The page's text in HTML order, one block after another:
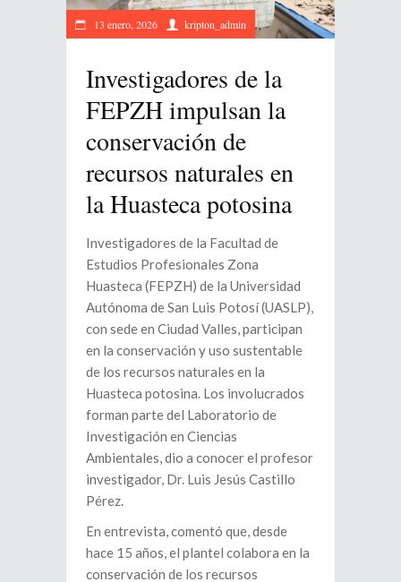
13 enero, 2026 kripton_admin
Investigadores de la
FEPZH impulsan la
conservación de
recursos naturales en
la Huasteca potosina
Investigadores de la Facultad de
Estudios Profesionales Zona
Huasteca (FEPZH) de la Universidad
Autónoma de San Luis Potosí (UASLP),
con sede en Ciudad Valles, participan
en la conservación y uso sustentable
de los recursos naturales en la
Huasteca potosina. Los involucrados
forman parte del Laboratorio de
Investigación en Ciencias
Ambientales, dio a conocer el profesor
investigador, Dr. Luis Jesús Castillo
Pérez.
En entrevista, comentó que, desde
hace 15 años, el plantel colabora en la
conservación de los recursos